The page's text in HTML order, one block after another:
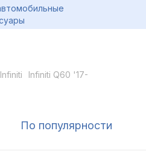
Infiniti Infiniti Q60 '17-
По популярности